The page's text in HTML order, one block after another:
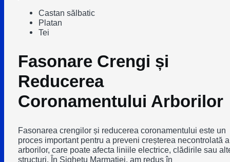
Castan sălbatic
Platan
Tei
Fasonare Crengi și
Reducerea
Coronamentului Arborilor
Fasonarea crengilor și reducerea coronamentului este un
proces important pentru a preveni creșterea necontrolată a
arborilor, care poate afecta liniile electrice, clădirile sau
structuri. În Sighetu Marmației, am redus în